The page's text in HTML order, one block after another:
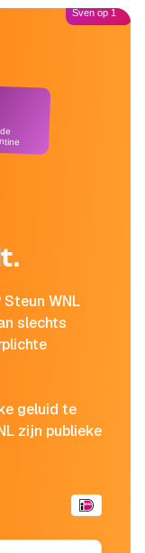
WNL
slechts
geluid te
zijn publieke
Sven op 1